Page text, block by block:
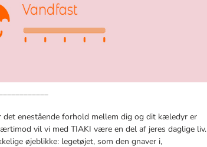
enestående forhold mellem dig og dit kæledyr er
vil vi med TIAKI være en del af jeres daglige liv.
øjeblikke: legetøjet, som den gnaver i,